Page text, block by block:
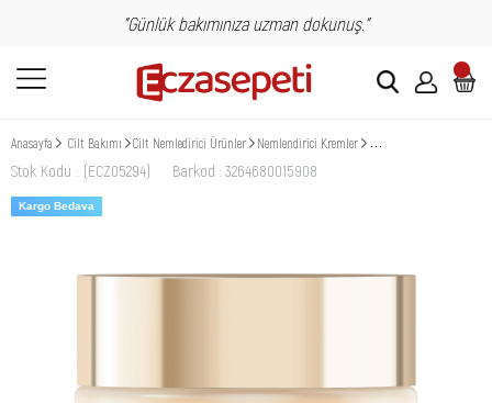
"Günlük bakımınıza uzman dokunuş."
Anasayfa Cilt Bakımı Cilt Nemledirici Ürünler Nemlendirici Kremler Nuxe Nuxuriance Gold
Stok Kodu (ECZ05294) Barkod : 3264680015908
Kargo Bedava